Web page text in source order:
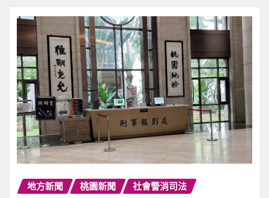
地方新聞 桃園新聞 社會警消司法